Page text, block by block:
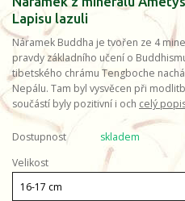
Lapisu lazuli
Náramek Buddha je tvořen ze 4
pravdy základního učení o
tibetského chrámu Tengboche
Nepálu. Tam byl vysvěcen při
součástí byly pozitivní i och celý
Dostupnost
skladem
Velikost